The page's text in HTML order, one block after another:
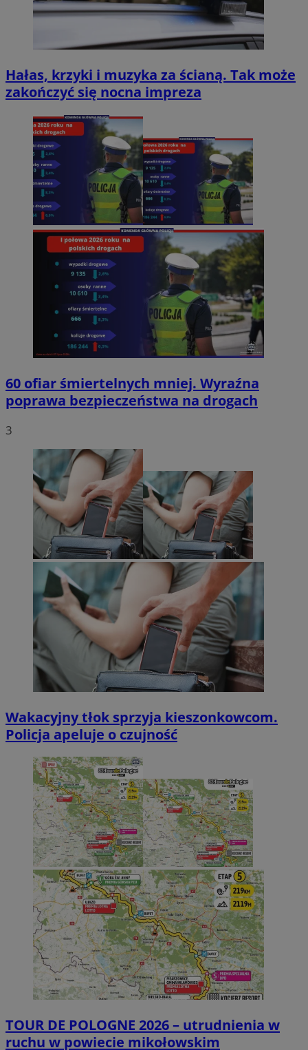
Hałas, krzyki i muzyka za ścianą. Tak może
zakończyć się nocna impreza
60 ofiar śmiertelnych mniej. Wyraźna
poprawa bezpieczeństwa na drogach
3
Wakacyjny tłok sprzyja kieszonkowcom.
Policja apeluje o czujność
TOUR DE POLOGNE 2026 – utrudnienia w
ruchu w powiecie mikołowskim